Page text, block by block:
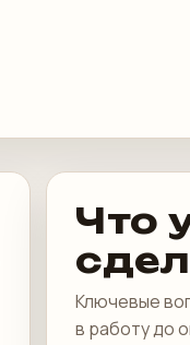
Что
Ключевые
в работу до